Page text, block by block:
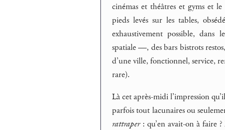
cinémas et théâtres et gyms et le
pieds levés sur les tables,
exhaustivement possible,
spatiale —, des bars bistrots
d’une ville, fonctionnel, service,
rare).
Là cet après-midi l’impression
parfois tout lacunaires ou
rattraper: qu’en avait-on à faire